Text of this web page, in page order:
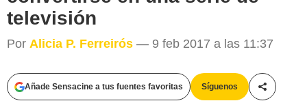
televisión
Por Alicia P. Ferreirós — 9 feb 2017 a las 11:37
Añade Sensacine a tus fuentes favoritas Síguenos